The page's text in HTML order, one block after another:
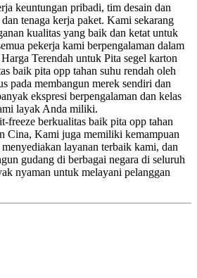
keuntungan pribadi, tim desain dan
tenaga kerja paket. Kami sekarang
kualitas yang baik dan ketat untuk
pekerja kami berpengalaman dalam
Terendah untuk Pita segel karton
baik pita opp tahan suhu rendah oleh
pada membangun merek sendiri dan
ekspresi berpengalaman dan kelas
layak Anda miliki.
freeze berkualitas baik pita opp tahan
Cina, Kami juga memiliki kemampuan
layanan terbaik kami, dan
gudang di berbagai negara di seluruh
nyaman untuk melayani pelanggan